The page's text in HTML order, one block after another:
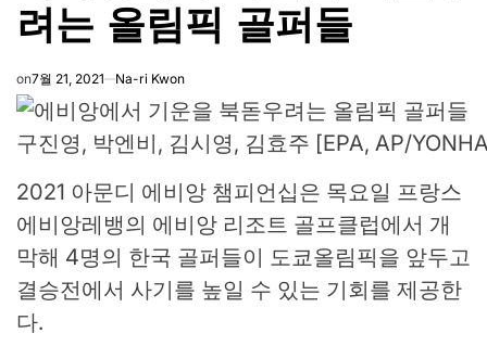
려는 올림픽 골퍼들
on7월 21, 2021 Na-ri Kwon
구진영, 박엔비, 김시영, 김효주 [EPA, AP/
2021 아문디 에비앙 챔피언십은 목요일 프랑스
에비앙레뱅의 에비앙 리조트 골프클럽에서 개
막해 4명의 한국 골퍼들이 도쿄올림픽을 앞두고
결승전에서 사기를 높일 수 있는 기회를 제공한
다.